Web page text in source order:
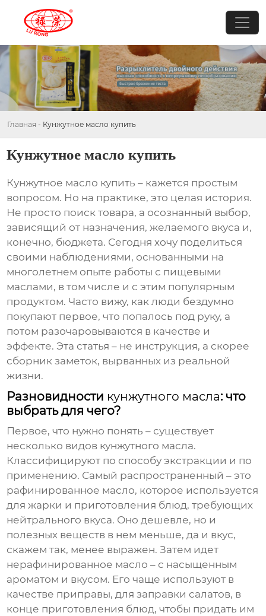
Главная - Кунжутное масло купить
Кунжутное масло купить
Кунжутное масло купить – кажется простым
вопросом. Но на практике, это целая история.
Не просто поиск товара, а осознанный выбор,
зависящий от назначения, желаемого вкуса и,
конечно, бюджета. Сегодня хочу поделиться
своими наблюдениями, основанными на
многолетнем опыте работы с пищевыми
маслами, в том числе и с этим популярным
продуктом. Часто вижу, как люди бездумно
покупают первое, что попалось под руку, а
потом разочаровываются в качестве и
эффекте. Эта статья – не инструкция, а скорее
сборник заметок, вырванных из реальной
жизни.
Разновидности кунжутного масла: что
выбрать для чего?
Первое, что нужно понять – существует
несколько видов кунжутного масла.
Классифицируют по способу экстракции и по
применению. Самый распространенный – это
рафинированное масло, которое используется
для жарки и приготовления блюд, требующих
нейтрального вкуса. Оно дешевле, но и
полезных веществ в нем меньше, да и вкус,
скажем так, менее выражен. Затем идет
нерафинированное масло – с насыщенным
ароматом и вкусом. Его чаще используют в
качестве приправы, для заправки салатов, в
конце приготовления блюд, чтобы придать им